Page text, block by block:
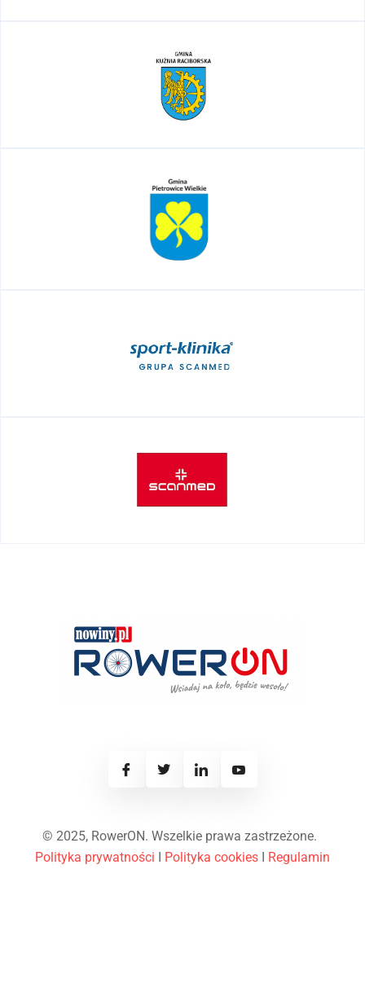
© 2025, RowerON. Wszelkie prawa zastrzeżone.
Polityka prywatności I Polityka cookies I Regulamin